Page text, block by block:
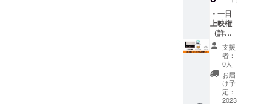
ただき
ます。
※映画チ
ケット
は、
2023年
7月29日
の初上
映に間
に合う
前につ
いて）
本名以
外可能
です
が、公
序良俗
に反す
るお名
ンフ
レット
に掲載
するお
名前
（本名
以外
可）を
ご記入
くださ
い。
・公式
ホーム
ページ
にお名
前掲載
・パン
フレッ
トにお
名前掲
載（完
成した
・一日
上映権
（詳細
は本文
をご確
認くだ
さい）
上映権
履行に
関しま
支援
者：
0人
お届
け予
定：
2023